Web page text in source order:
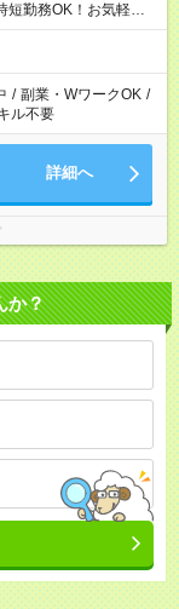
/ 副業・WワークOK /
ル不要
詳細へ
か？